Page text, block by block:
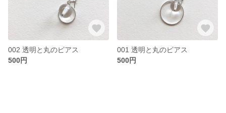
002 透明と丸のピアス
500円
001 透明と丸のピアス
500円